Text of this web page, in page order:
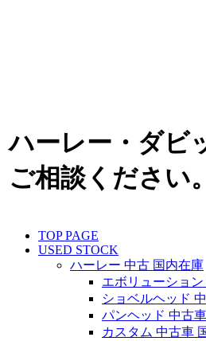
ハーレー・ダビ
ご相談ください。
TOP PAGE
USED STOCK
ハーレー 中古 国内在庫
エボリューショ
ショベルヘッド
パンヘッド 中古
カスタム 中古車